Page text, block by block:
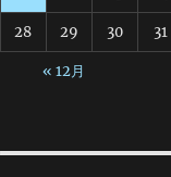
28 29 30 31
« 12月